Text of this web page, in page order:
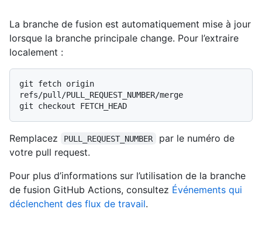
La branche de fusion est automatiquement mise à jour
lorsque la branche principale change. Pour l’extraire
localement :
git fetch origin
refs/pull/PULL_REQUEST_NUMBER/merge
Remplacez PULL_REQUEST_NUMBER
par le numéro de
votre pull request.
Pour plus d’informations sur l’utilisation de la branche
de fusion GitHub Actions, consultez Événements qui
déclenchent des flux de travail.